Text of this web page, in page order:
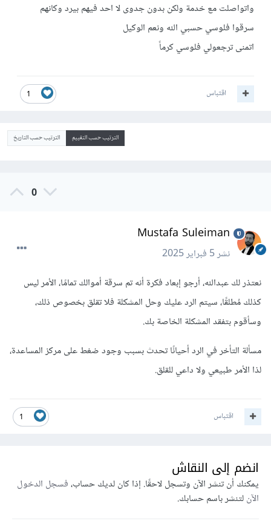
واتواصلت مع خدمة ولكن بدون جدوى لا احد فيهم بيرد وكانهم
سرقوا فلوسي حسبي الله ونعم الوكيل
اتمنى ترجعولي فلوسي كرماً
1 اقتباس
الترتيب حسب التقييم الترتيب حسب التاريخ
0
Mustafa Suleiman
نشر5 فبراير 2025
نعتذر لك عبدالله، أرجو إبعاد فكرة أنه تم سرقة أموالك تمامًا، الأمر ليس
كذلك مُطلقًا، سيتم الرد عليك وحل المشكلة فلا تقلق بخصوص ذلك،
وسأقوم بتفقد المشكلة الخاصة بك.
مسألة التأخر في الرد أحيانًا تحدث بسبب وجود ضغط على مركز المساعدة،
لذا الأمر طبيعي ولا داعي للقلق.
1 اقتباس
انضم إلى النقاش
يمكنك أن تنشر الآن وتسجل لاحقًا. إذا كان لديك حساب،فسجل الدخول
الآنلتنشر باسم حسابك.